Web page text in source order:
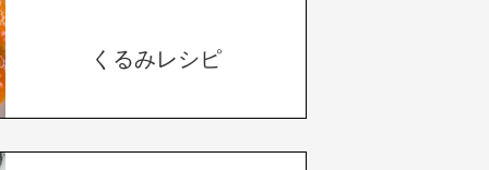
くるみレシピ